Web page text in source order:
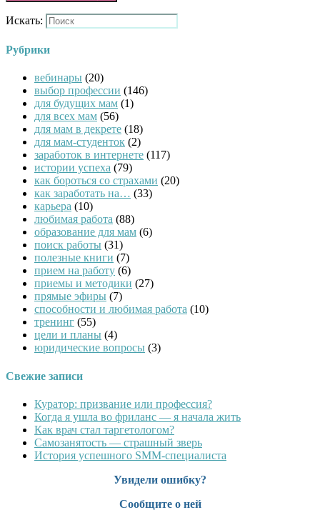
Искать:
Рубрики
вебинары (20)
выбор профессии (146)
для будущих мам (1)
для всех мам (56)
для мам в декрете (18)
для мам-студенток (2)
заработок в интернете (117)
истории успеха (79)
как бороться со страхами (20)
как заработать на… (33)
карьера (10)
любимая работа (88)
образование для мам (6)
поиск работы (31)
полезные книги (7)
прием на работу (6)
приемы и методики (27)
прямые эфиры (7)
способности и любимая работа (10)
тренинг (55)
цели и планы (4)
юридические вопросы (3)
Свежие записи
Куратор: призвание или профессия?
Когда я ушла во фриланс — я начала жить
Как врач стал таргетологом?
Cамозанятость — страшный зверь
История успешного SMM-специалиста
Увидели ошибку?
Сообщите о ней